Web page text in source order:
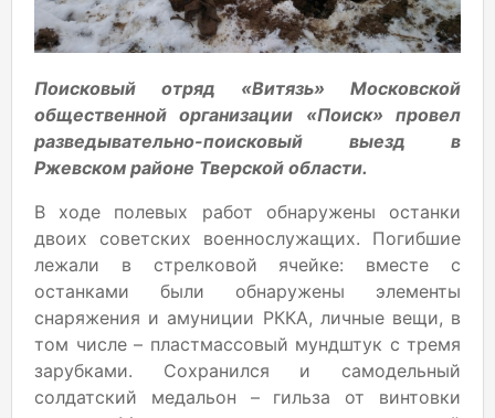
Поисковый отряд «Витязь» Московской
общественной организации «Поиск» провел
разведывательно-поисковый выезд в
Ржевском районе Тверской области.
В ходе полевых работ обнаружены останки
двоих советских военнослужащих. Погибшие
лежали в стрелковой ячейке: вместе с
останками были обнаружены элементы
снаряжения и амуниции РККА, личные вещи, в
том числе – пластмассовый мундштук с тремя
зарубками. Сохранился и самодельный
солдатский медальон – гильза от винтовки